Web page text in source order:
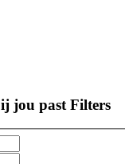
jou past Filters